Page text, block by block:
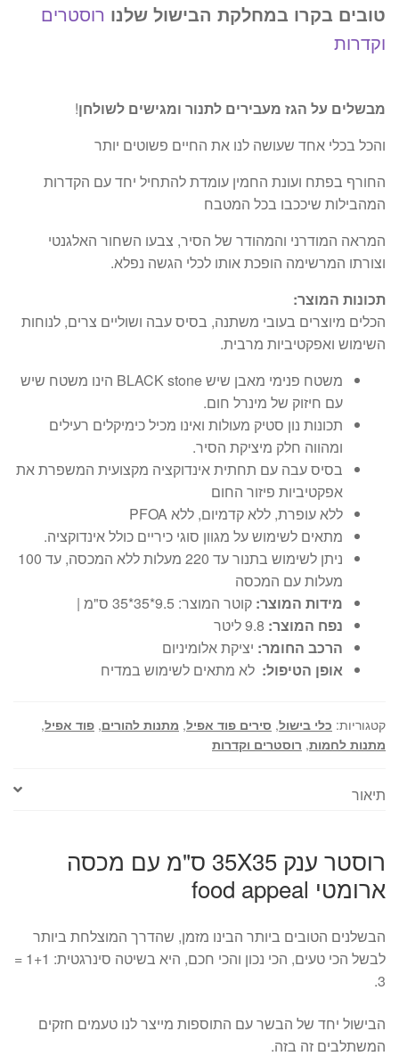
טובים בקרו במחלקת הבישול שלנו רוסטרים
וקדרות
מבשלים על הגז מעבירים לתנור ומגישים לשולחן!
והכל בכלי אחד שעושה לנו את החיים פשוטים יותר
החורף בפתח ועונת החמין עומדת להתחיל יחד עם הקדרות
המהבילות שיככבו בכל המטבח
המראה המודרני והמהודר של הסיר, צבעו השחור האלגנטי
וצורתו המרשימה הופכת אותו לכלי הגשה נפלא.
תכונות המוצר:
הכלים מיוצרים בעובי משתנה, בסיס עבה ושוליים צרים, לנוחות
השימוש ואפקטיביות מרבית.
משטח פנימי מאבן שיש BLACK stone הינו משטח שיש
עם חיזוק של מינרל חום.
תכונות נון סטיק מעולות ואינו מכיל כימיקלים רעילים
ומהווה חלק מיציקת הסיר.
בסיס עבה עם תחתית אינדוקציה מקצועית המשפרת את
אפקטיביות פיזור החום
ללא עופרת, ללא קדמיום, ללא PFOA
מתאים לשימוש על מגוון סוגי כיריים כולל אינדוקציה.
ניתן לשימוש בתנור עד 220 מעלות ללא המכסה, עד 100
מעלות עם המכסה
מידות המוצר: קוטר המוצר: 9.5*35*35 ס"מ |
נפח המוצר:
הרכב החומר: יציקת אלומיניום
אופן הטיפול: לא מתאים לשימוש במדיח
קטגוריות: כלי בישול, סירים פוד אפיל, מתנות להורים, פוד אפיל,
מתנות לחמות, רוסטרים וקדרות
תיאור
רוסטר ענק 35X35 ס"מ עם מכסה
ארומטי food appeal
הבשלנים הטובים ביותר הבינו מזמן, שהדרך המוצלחת ביותר
לבשל הכי טעים, הכי נכון והכי חכם, היא בשיטה סינרגטית: 1+1 =
3.
הבישול יחד של הבשר עם התוספות מייצר לנו טעמים חזקים
המשתלבים זה בזה.